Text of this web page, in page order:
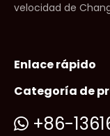
velocidad de
Enlace rápido
Categoría de
 +86-